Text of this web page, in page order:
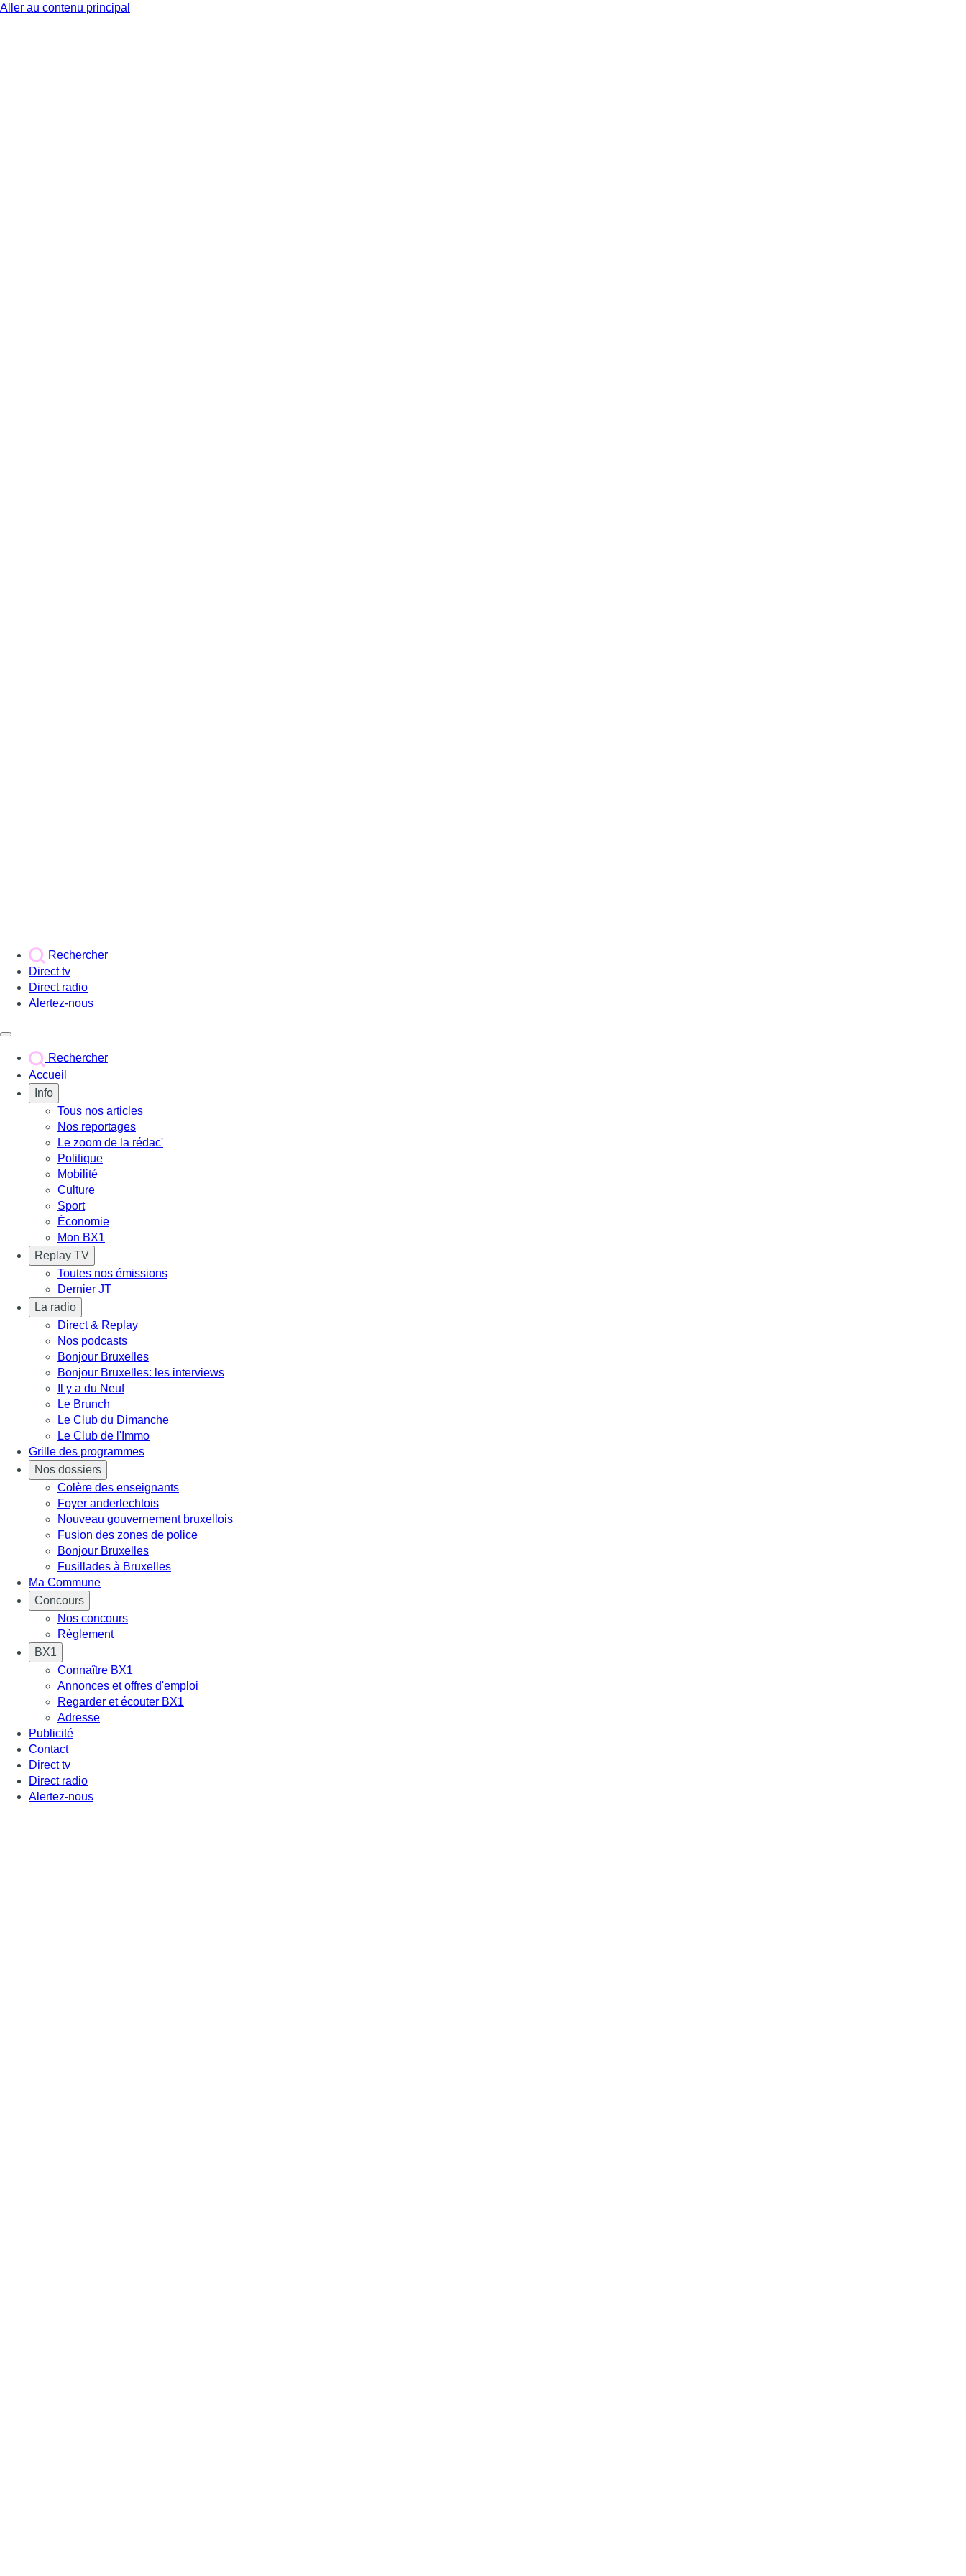
Aller au contenu principal
Rechercher
Direct tv
Direct radio
Alertez-nous
Rechercher
Accueil
Info
Tous nos articles
Nos reportages
Le zoom de la rédac'
Politique
Mobilité
Culture
Sport
Économie
Mon BX1
Replay TV
Toutes nos émissions
Dernier JT
La radio
Direct & Replay
Nos podcasts
Bonjour Bruxelles
Bonjour Bruxelles: les interviews
Il y a du Neuf
Le Brunch
Le Club du Dimanche
Le Club de l'Immo
Grille des programmes
Nos dossiers
Colère des enseignants
Foyer anderlechtois
Nouveau gouvernement bruxellois
Fusion des zones de police
Bonjour Bruxelles
Fusillades à Bruxelles
Ma Commune
Concours
Nos concours
Règlement
BX1
Connaître BX1
Annonces et offres d'emploi
Regarder et écouter BX1
Adresse
Publicité
Contact
Direct tv
Direct radio
Alertez-nous